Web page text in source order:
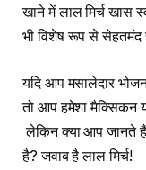
खाने में लाल मिर्च खास
भी विशेष रूप से सेहतमंद
यदि आप मसालेदार
तो आप हमेशा मैक्सिकन
लेकिन क्या आप जानते हैं
है? जवाब है लाल मिर्च!